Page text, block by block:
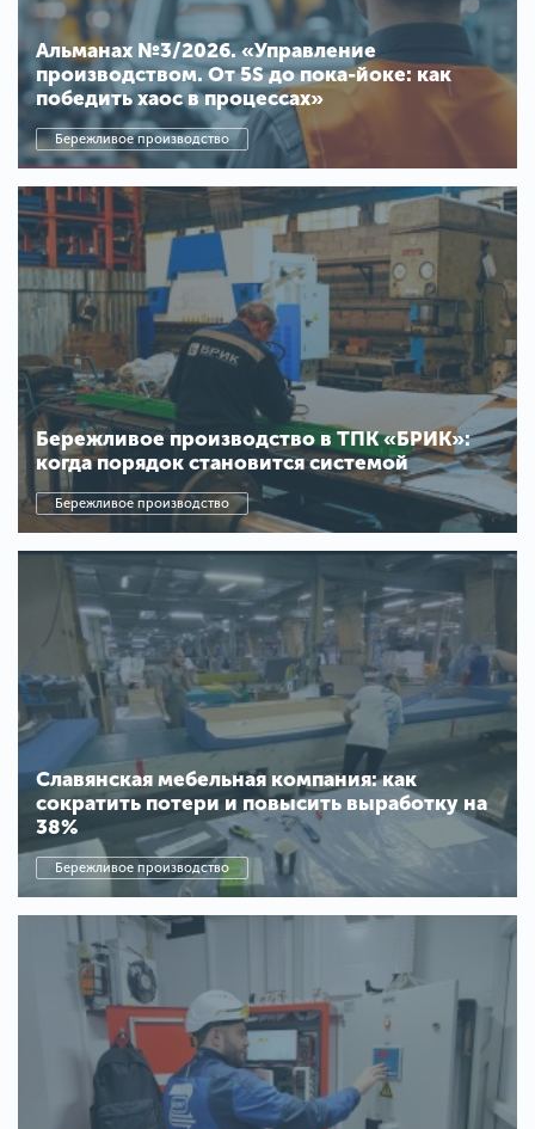
Альманах №3/2026. «Управление
производством. От 5S до пока-йоке: как
победить хаос в процессах»
Бережливое производство
Бережливое производство в ТПК «БРИК»:
когда порядок становится системой
Бережливое производство
Славянская мебельная компания: как
сократить потери и повысить выработку на
38%
Бережливое производство